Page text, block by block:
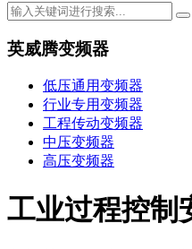
英威腾变频器
低压通用变频器
行业专用变频器
工程传动变频器
中压变频器
高压变频器
工业过程控制